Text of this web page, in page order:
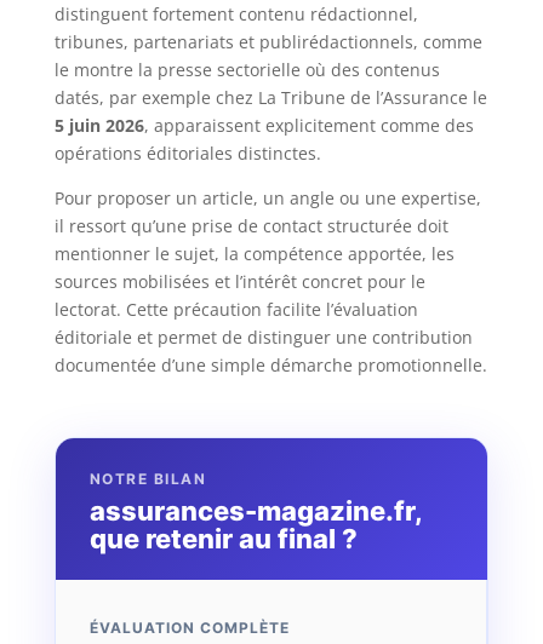
distinguent fortement contenu rédactionnel,
tribunes, partenariats et publirédactionnels, comme
le montre la presse sectorielle où des contenus
datés, par exemple chez La Tribune de l’Assurance le
5 juin 2026, apparaissent explicitement comme des
opérations éditoriales distinctes.
Pour proposer un article, un angle ou une expertise,
il ressort qu’une prise de contact structurée doit
mentionner le sujet, la compétence apportée, les
sources mobilisées et l’intérêt concret pour le
lectorat. Cette précaution facilite l’évaluation
éditoriale et permet de distinguer une contribution
documentée d’une simple démarche promotionnelle.
NOTRE BILAN
assurances-magazine.fr,
que retenir au final ?
ÉVALUATION COMPLÈTE